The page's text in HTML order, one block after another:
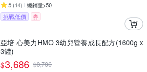
5 (14) 總銷量>50
挑戰低價 券
亞培 心美力HMO 3幼兒營養成長配方(1600g x
3罐)
$3,686 $3,786